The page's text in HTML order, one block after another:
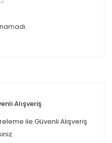
Alışveriş
ile Güvenli Alışveriş